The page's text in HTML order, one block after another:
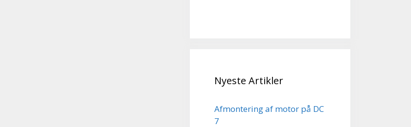
Nyeste Artikler
Afmontering af motor på DC
7